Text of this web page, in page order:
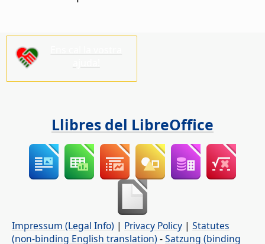
Llibres del LibreOffice
Impressum (Legal Info) | Privacy Policy | Statutes
(non-binding English translation) -Satzung (binding